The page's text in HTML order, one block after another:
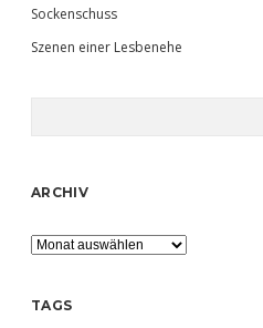
Sockenschuss
Szenen einer Lesbenehe
ARCHIV
Archiv
TAGS